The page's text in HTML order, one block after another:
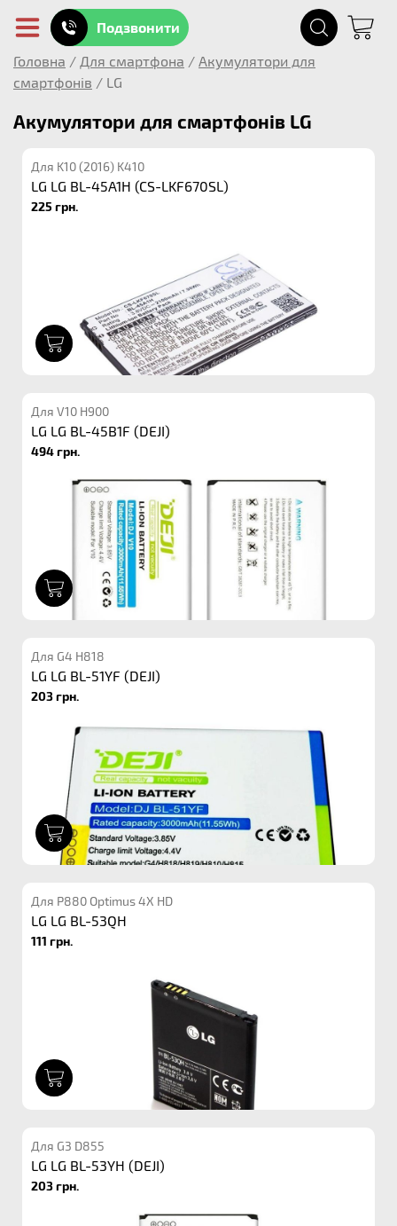
Подзвонити
Головна / Для смартфона / Акумулятори для
смартфонів / LG
Акумулятори для смартфонів LG
Для K10 (2016) K410
LG LG BL-45A1H (CS-LKF670SL)
225 грн.
Для V10 H900
LG LG BL-45B1F (DEJI)
494 грн.
Для G4 H818
LG LG BL-51YF (DEJI)
203 грн.
Для P880 Optimus 4X HD
LG LG BL-53QH
111 грн.
Для G3 D855
LG LG BL-53YH (DEJI)
203 грн.